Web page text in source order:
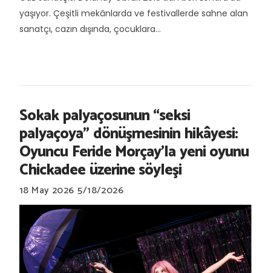
yaşıyor. Çeşitli mekânlarda ve festivallerde sahne alan
sanatçı, cazın dışında, çocuklara...
Sokak palyaçosunun “seksi
palyaçoya” dönüşmesinin hikâyesi:
Oyuncu Feride Morçay’la yeni oyunu
Chickadee üzerine söyleşi
18 May 2026 5/18/2026